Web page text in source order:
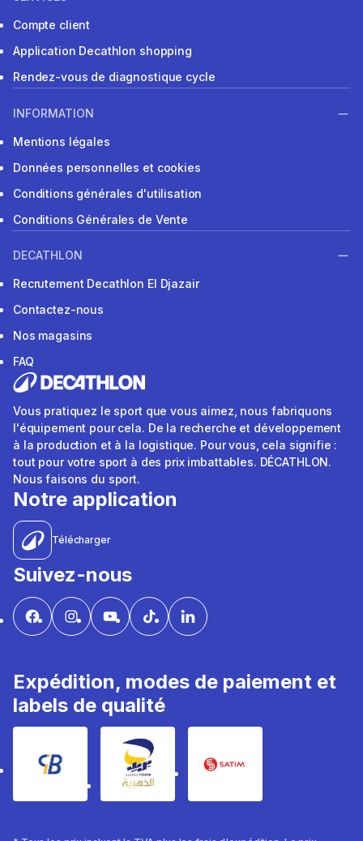
Compte client
Application Decathlon shopping
Rendez-vous de diagnostique cycle
INFORMATION
Mentions légales
Données personnelles et cookies
Conditions générales d'utilisation
Conditions Générales de Vente
DECATHLON
Recrutement Decathlon El Djazair
Contactez-nous
Nos magasins
FAQ
Vous pratiquez le sport que vous aimez, nous fabriquons
l'équipement pour cela. De la recherche et développement
à la production et à la logistique. Pour vous, cela signifie :
tout pour votre sport à des prix imbattables. DÉCATHLON.
Nous faisons du sport.
Notre application
Télécharger
Suivez-nous
Expédition, modes de paiement et
labels de qualité